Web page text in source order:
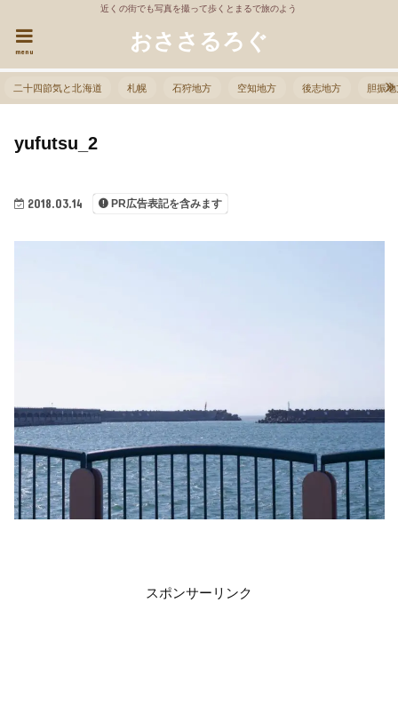
近くの街でも写真を撮って歩くとまるで旅のよう
おささるろぐ
menu
二十四節気と北海道 札幌 石狩地方 空知地方 後志地方 胆振
2018.03.14 PR広告表記を含みます
yufutsu_2
スポンサーリンク